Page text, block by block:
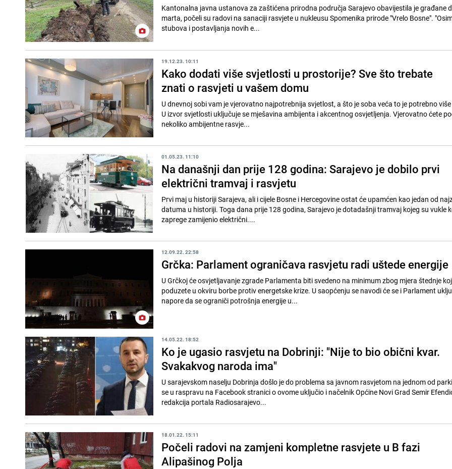
Kantonalna javna ustanova za zaštićena prirodna područja Sarajevo obavijestila je građane
marta, počeli su radovi na sanaciji rasvjete u nukleusu Spomenika prirode "Vrelo Bosne".
stubova i postavljanja novih e...
19.12.23. 10:11
Kako dodati više svjetlosti u prostorije? Sve što trebate
znati o rasvjeti u vašem domu
U dnevnoj sobi vam je vjerovatno najpotrebnija svjetlost, a što je soba veća to je potrebno
U izvor svjetlosti uključuje se mješavina ambijenta i akcentnog osvjetljenja. Vjerovatno ćete
nekoliko ambijentne rasvje...
01.05.23. 11:10
Na današnji dan prije 128 godina: Sarajevo je dobilo prvi
električni tramvaj i rasvjetu
Prvi maj u historiji Sarajeva, ali i cijele Bosne i Hercegovine ostat će upamćen kao jedan od
datuma u historiji. Toga dana prije 128 godina, Sarajevo je dotadašnji tramvaj kojeg su vukle
zaprege zamijenio električni....
12.09.22. 22:58
Grčka: Parlament ograničava rasvjetu radi uštede energije
U Grčkoj će osvjetljavanje zgrade Parlamenta biti svedeno na minimum zbog mjera štednje
poduzete u okviru borbe protiv energetske krize. U saopćenju se navodi će se i Parlament
napore da se ograniči potrošnja energije u...
14.05.22. 18:52
Ko je ugasio rasvjetu na Dobrinji: "Nije to bio obični kvar.
Svakakvog naroda ima"
U sarajevskom naselju Dobrinja došlo je do problema sa javnom rasvjetom na jednom od
se u raspravu na Facebook stranici o ovome uključio i načelnik Općine Novi Grad Semir
redakcija portala Radiosarajevo...
18.01.22. 15:11
Počeli radovi na zamjeni kompletne rasvjete u B fazi
Alipašinog Polja